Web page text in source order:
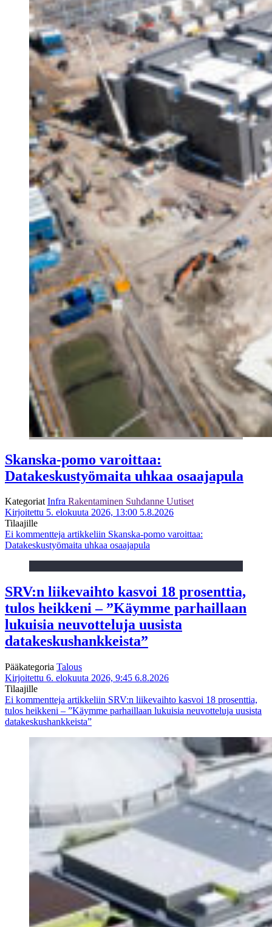
Skanska-pomo varoittaa:
Datakeskustyömaita uhkaa osaajapula
KategoriatInfra Rakentaminen Suhdanne Uutiset
Kirjoitettu 5. elokuuta 2026, 13:00 5.8.2026
Tilaajille
Ei kommentteja artikkeliin Skanska-pomo varoittaa:
Datakeskustyömaita uhkaa osaajapula
SRV:n liikevaihto kasvoi 18 prosenttia,
tulos heikkeni – ”Käymme parhaillaan
lukuisia neuvotteluja uusista
datakeskushankkeista”
Pääkategoria Talous
Kirjoitettu 6. elokuuta 2026, 9:45 6.8.2026
Tilaajille
Ei kommentteja artikkeliin SRV:n liikevaihto kasvoi 18 prosenttia,
tulos heikkeni – ”Käymme parhaillaan lukuisia neuvotteluja uusista
datakeskushankkeista”